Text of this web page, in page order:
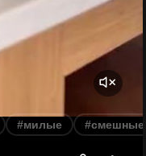
#милые #смешные